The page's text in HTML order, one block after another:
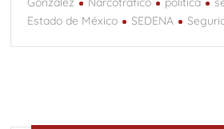
Estado de México
SEDENA